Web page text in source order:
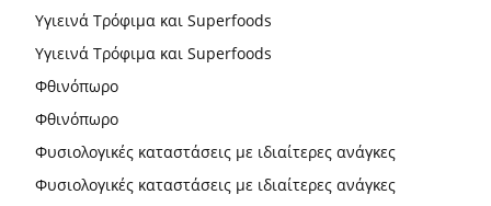
Υγιεινά Τρόφιμα και Superfoods
Υγιεινά Τρόφιμα και Superfoods
Φθινόπωρο
Φθινόπωρο
Φυσιολογικές καταστάσεις με ιδιαίτερες ανάγκες
Φυσιολογικές καταστάσεις με ιδιαίτερες ανάγκες